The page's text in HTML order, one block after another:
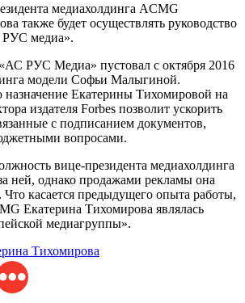
медиахолдинга ACMG
также будет осуществлять руководство
медиа».
РУС Медиа» пустовал с октября 2016
модели Софьи Малыгиной.
назначение Екатерины Тихомировой на
издателя Forbes позволит ускорить
с подписанием документов,
вопросами.
вице-президента медиахолдинга
ней, однако продажами рекламы она
Что касается предыдущего опыта работы,
Екатерина Тихомирова являлась
медиагруппы».
Тихомирова